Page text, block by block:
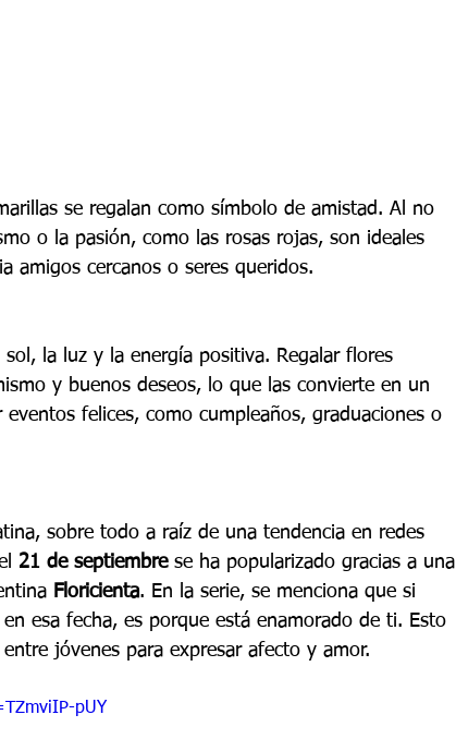
se regalan como símbolo de amistad. Al no
o la pasión, como las rosas rojas, son ideales
amigos cercanos o seres queridos.
la luz y la energía positiva. Regalar flores
y buenos deseos, lo que las convierte en un
felices, como cumpleaños, graduaciones o
sobre todo a raíz de una tendencia en redes
21 de septiembre se ha popularizado gracias a una
Floricienta. En la serie, se menciona que si
esa fecha, es porque está enamorado de ti. Esto
jóvenes para expresar afecto y amor.
pUY